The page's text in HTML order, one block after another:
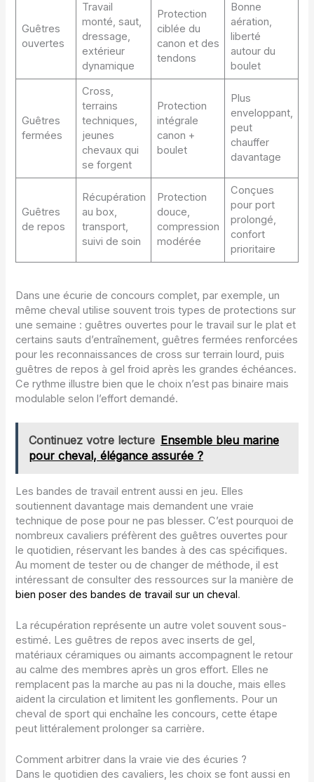
Guêtres
ouvertes
Travail
monté, saut,
dressage,
extérieur
dynamique
Protection
ciblée du
canon et des
tendons
Bonne
aération,
liberté
autour du
boulet
Guêtres
fermées
Cross,
terrains
techniques,
jeunes
chevaux qui
se forgent
Protection
intégrale
canon +
boulet
Plus
enveloppant,
peut
chauffer
davantage
Guêtres
de repos
Récupération
au box,
transport,
suivi de soin
Protection
douce,
compression
modérée
Conçues
pour port
prolongé,
confort
prioritaire
Dans une écurie de concours complet, par exemple, un
même cheval utilise souvent trois types de protections sur
une semaine : guêtres ouvertes pour le travail sur le plat et
certains sauts d’entraînement, guêtres fermées renforcées
pour les reconnaissances de cross sur terrain lourd, puis
guêtres de repos à gel froid après les grandes échéances.
Ce rythme illustre bien que le choix n’est pas binaire mais
modulable selon l’effort demandé.
Continuez votre lecture Ensemble bleu marine
pour cheval, élégance assurée ?
Les bandes de travail entrent aussi en jeu. Elles
soutiennent davantage mais demandent une vraie
technique de pose pour ne pas blesser. C’est pourquoi de
nombreux cavaliers préfèrent des guêtres ouvertes pour
le quotidien, réservant les bandes à des cas spécifiques.
Au moment de tester ou de changer de méthode, il est
intéressant de consulter des ressources sur la manière de
bien poser des bandes de travail sur un cheval.
La récupération représente un autre volet souvent sous-
estimé. Les guêtres de repos avec inserts de gel,
matériaux céramiques ou aimants accompagnent le retour
au calme des membres après un gros effort. Elles ne
remplacent pas la marche au pas ni la douche, mais elles
aident la circulation et limitent les gonflements. Pour un
cheval de sport qui enchaîne les concours, cette étape
peut littéralement prolonger sa carrière.
Comment arbitrer dans la vraie vie des écuries ?
Dans le quotidien des cavaliers, les choix se font aussi en